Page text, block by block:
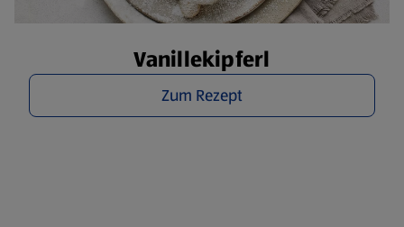
Vanillekipferl
Zum Rezept